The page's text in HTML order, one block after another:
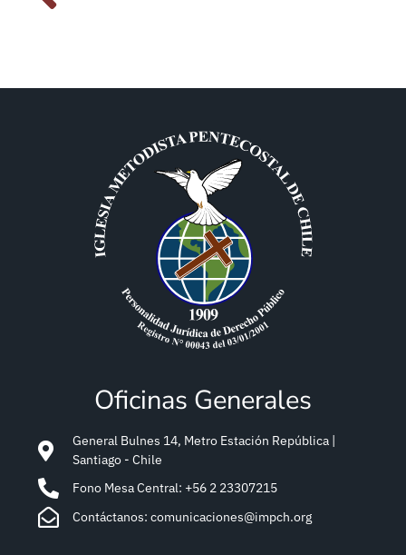
Oficinas Generales
General Bulnes 14, Metro Estación República |
Santiago - Chile
Fono Mesa Central: +56 2 23307215
Contáctanos: comunicaciones@impch.org